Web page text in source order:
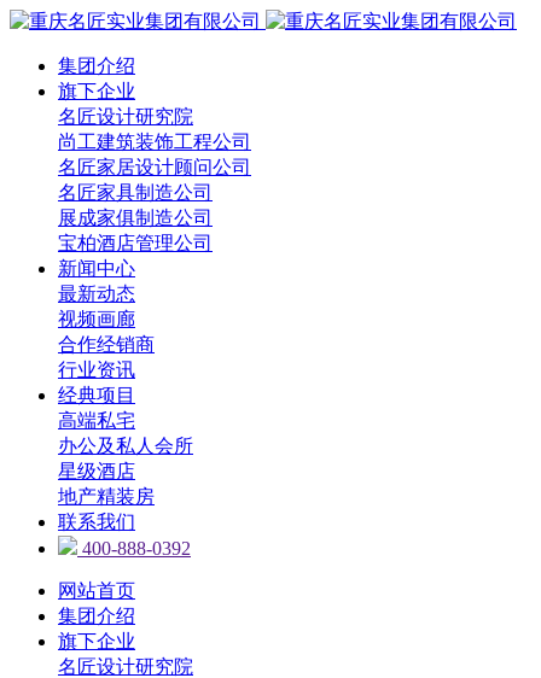
集团介绍
旗下企业
名匠设计研究院
尚工建筑装饰工程公司
名匠家居设计顾问公司
名匠家具制造公司
展成家俱制造公司
宝柏酒店管理公司
新闻中心
最新动态
视频画廊
合作经销商
行业资讯
经典项目
高端私宅
办公及私人会所
星级酒店
地产精装房
联系我们
400-888-0392
网站首页
集团介绍
旗下企业
名匠设计研究院